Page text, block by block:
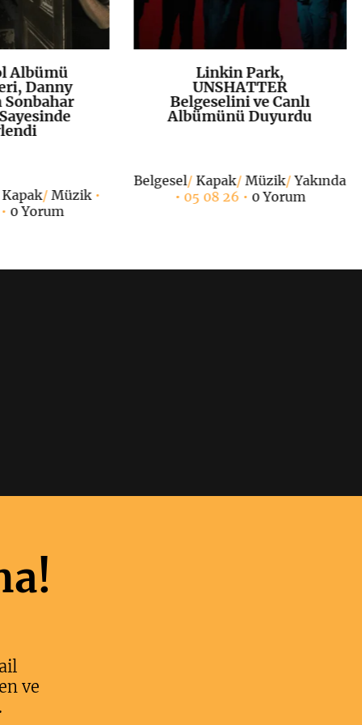
+
Albümü
Danny
Sonbahar
Kapak/Müzik•
0 Yorum
K+
Linkin Park,
UNSHATTER
Belgeselini ve Canlı
Albümünü Duyurdu
Belgesel/ Kapak/Müzik/Yakında
• 05 08 26 • 0 Yorum
ve